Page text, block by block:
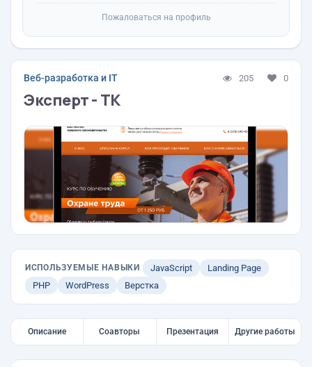
Пожаловаться на профиль
Веб-разработка и IT 205 0
Эксперт - ТК
ИСПОЛЬЗУЕМЫЕ НАВЫКИ JavaScript
Landing Page
PHP
WordPress Верстка
Описание Соавторы Презентация Другие работы